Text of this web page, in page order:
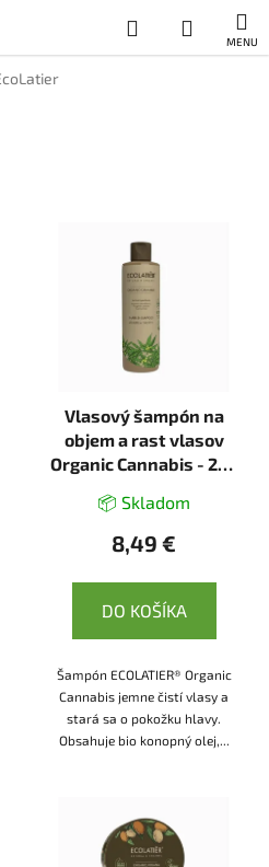
Hľadať
KOŠÍK
Vlasový šampón na
objem a rast vlasov
Organic Cannabis - 250
📦 Skladom
8,49 €
DO KOŠÍKA
Šampón ECOLATIER® Organic
Cannabis jemne čistí vlasy a
stará sa o pokožku hlavy.
Obsahuje bio konopný olej,...